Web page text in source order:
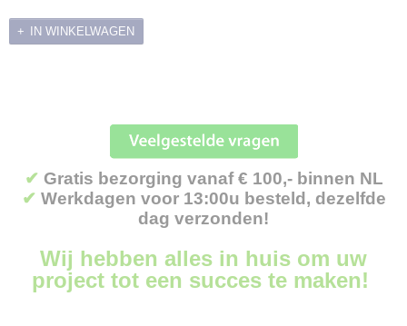
IN WINKELWAGEN
✔ Gratis bezorging vanaf € 100,- binnen NL
✔ Werkdagen voor 13:00u besteld, dezelfde
dag verzonden!
Wij hebben alles in huis om uw
project tot een succes te maken!